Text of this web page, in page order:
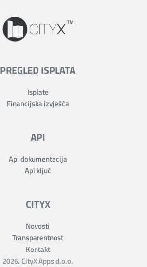
PREGLED ISPLATA
Isplate
Financijska izvješća
API
Api dokumentacija
Api ključ
CITYX
Novosti
Transparentnost
Kontakt
2026. CityX Apps d.o.o.